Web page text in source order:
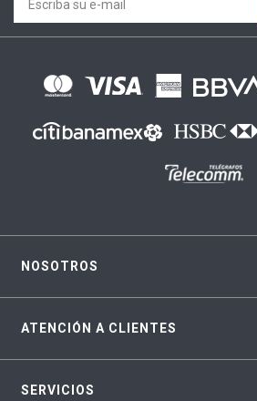
NOSOTROS
ATENCIÓN A CLIENTES
SERVICIOS